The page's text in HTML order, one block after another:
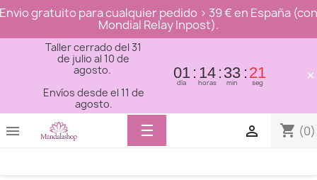
Envio gratuito para cualquier pedido > 39 € en España (con
Mondial Relay Inpost).
Taller cerrado del 31
de julio al 10 de
agosto.
Envíos desde el 11 de
agosto.
01
día
14
horas
33
min
21
seg ×
 shopping_cart (0)

Toggle
navigation
☰